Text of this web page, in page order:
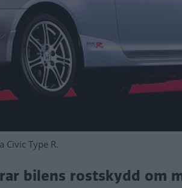
Civic Type R.
bilens rostskydd om